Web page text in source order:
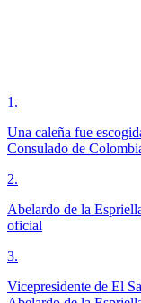
1 .
Una caleña fue
Consulado de
2.
Abelardo de la
oficial
3.
Vicepresidente de El